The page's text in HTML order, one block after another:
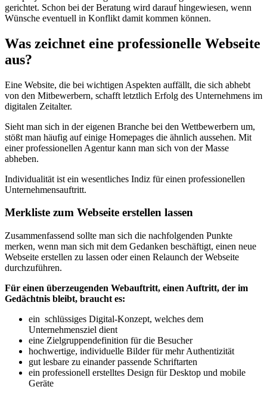
gerichtet. Schon bei der Beratung wird darauf hingewiesen, wenn
Wünsche eventuell in Konflikt damit kommen können.
Was zeichnet eine professionelle Webseite
aus?
Eine Website, die bei wichtigen Aspekten auffällt, die sich abhebt
von den Mitbewerbern, schafft letztlich Erfolg des Unternehmens im
digitalen Zeitalter.
Sieht man sich in der eigenen Branche bei den Wettbewerbern um,
stößt man häufig auf einige Homepages die ähnlich aussehen. Mit
einer professionellen Agentur kann man sich von der Masse
abheben.
Individualität ist ein wesentliches Indiz für einen professionellen
Unternehmensauftritt.
Merkliste zum Webseite erstellen lassen
Zusammenfassend sollte man sich die nachfolgenden Punkte
merken, wenn man sich mit dem Gedanken beschäftigt, einen neue
Webseite erstellen zu lassen oder einen Relaunch der Webseite
durchzuführen.
Für einen überzeugenden Webauftritt, einen Auftritt, der im
Gedächtnis bleibt, braucht es:
ein schlüssiges Digital-Konzept, welches dem
Unternehmensziel dient
eine Zielgruppendefinition für die Besucher
hochwertige, individuelle Bilder für mehr Authentizität
gut lesbare zu einander passende Schriftarten
ein professionell erstelltes Design für Desktop und mobile
Geräte